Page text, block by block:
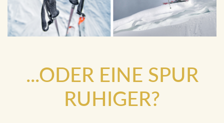
...ODER EINE SPUR
RUHIGER?